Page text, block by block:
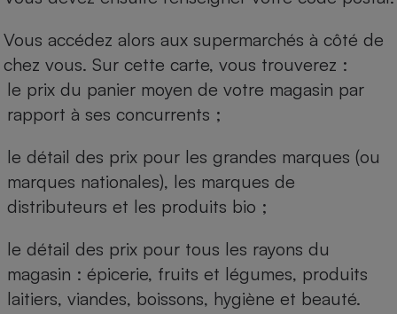
Vous accédez alors aux supermarchés à côté de
chez vous. Sur cette carte, vous trouverez :
le prix du panier moyen de votre magasin par
rapport à ses concurrents ;
le détail des prix pour les grandes marques (ou
marques nationales), les marques de
distributeurs et les produits bio ;
le détail des prix pour tous les rayons du
magasin : épicerie, fruits et légumes, produits
laitiers, viandes, boissons, hygiène et beauté.